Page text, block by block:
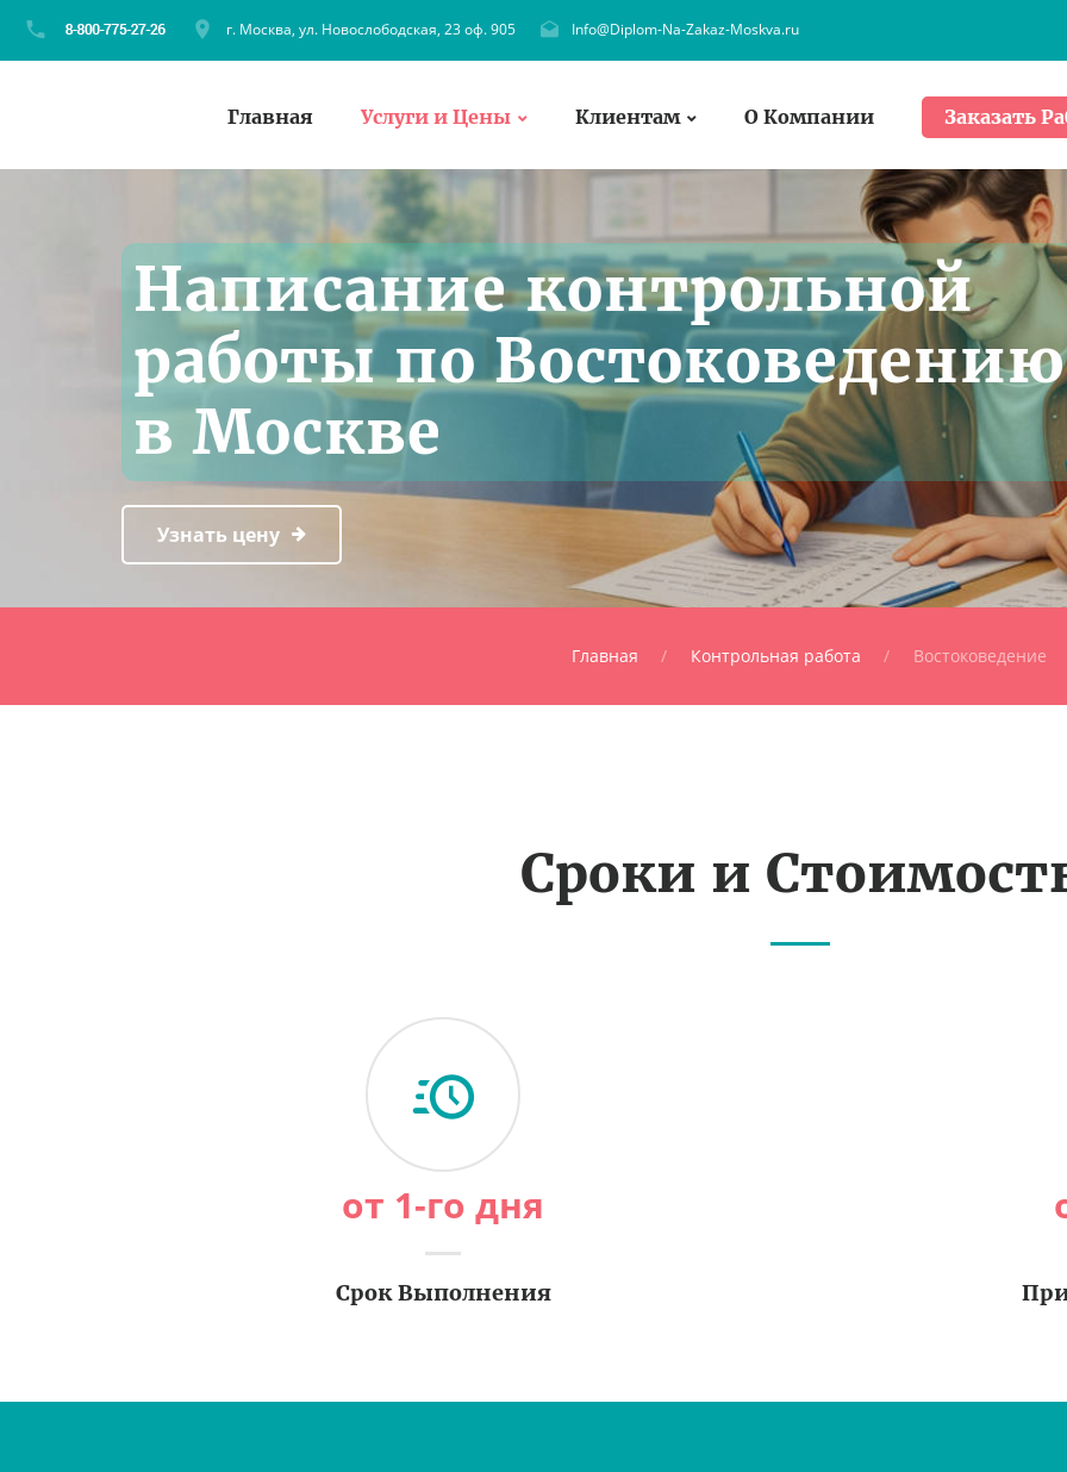
г. Москва, ул. Новослободская, 23 оф. 905 Info@Diplom-Na-Zakaz-Moskva.ru
Главная Услуги и Цены Клиентам О Компании Заказать
Написание контрольной
работы по Востоковедению
в Москве
Узнать цену
Главная Контрольная работа Востоковедение
Сроки и
от 1-го дня
Срок Выполнения